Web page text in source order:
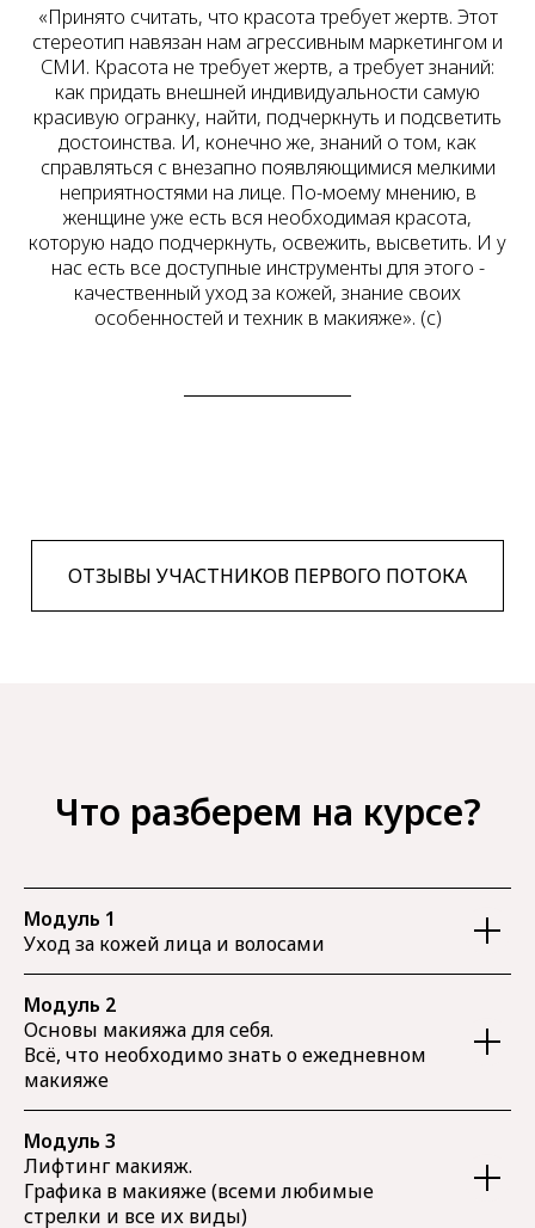
«Принято считать, что красота требует жертв. Этот
стереотип навязан нам агрессивным маркетингом и
СМИ. Красота не требует жертв, а требует знаний:
как придать внешней индивидуальности самую
красивую огранку, найти, подчеркнуть и подсветить
достоинства. И, конечно же, знаний о том, как
справляться с внезапно появляющимися мелкими
неприятностями на лице. По-моему мнению, в
женщине уже есть вся необходимая красота,
которую надо подчеркнуть, освежить, высветить. И у
нас есть все доступные инструменты для этого -
качественный уход за кожей, знание своих
особенностей и техник в макияже». (с)
ОТЗЫВЫ УЧАСТНИКОВ ПЕРВОГО ПОТОКА
Что разберем на курсе?
Модуль 1
Уход за кожей лица и волосами
Модуль 2
Основы макияжа для себя.
Всё, что необходимо знать о ежедневном
макияже
Модуль 3
Лифтинг макияж.
Графика в макияже (всеми любимые
стрелки и все их виды)